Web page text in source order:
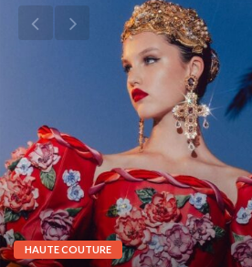
HAUTE COUTURE